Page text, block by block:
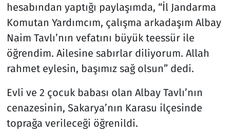
hesabından yaptığı paylaşımda, “İl Jandarma
Komutan Yardımcım, çalışma arkadaşım Albay
Naim Tavlı’nın vefatını büyük teessür ile
öğrendim. Ailesine sabırlar diliyorum. Allah
rahmet eylesin, başımız sağ olsun” dedi.
Evli ve 2 çocuk babası olan Albay Tavlı’nın
cenazesinin, Sakarya’nın Karasu ilçesinde
toprağa verileceği öğrenildi.